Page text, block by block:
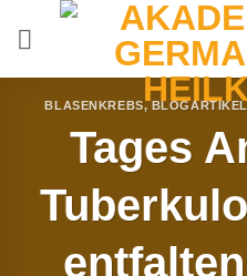
BLASENKREBS,BLOGARTIKEL
Tages